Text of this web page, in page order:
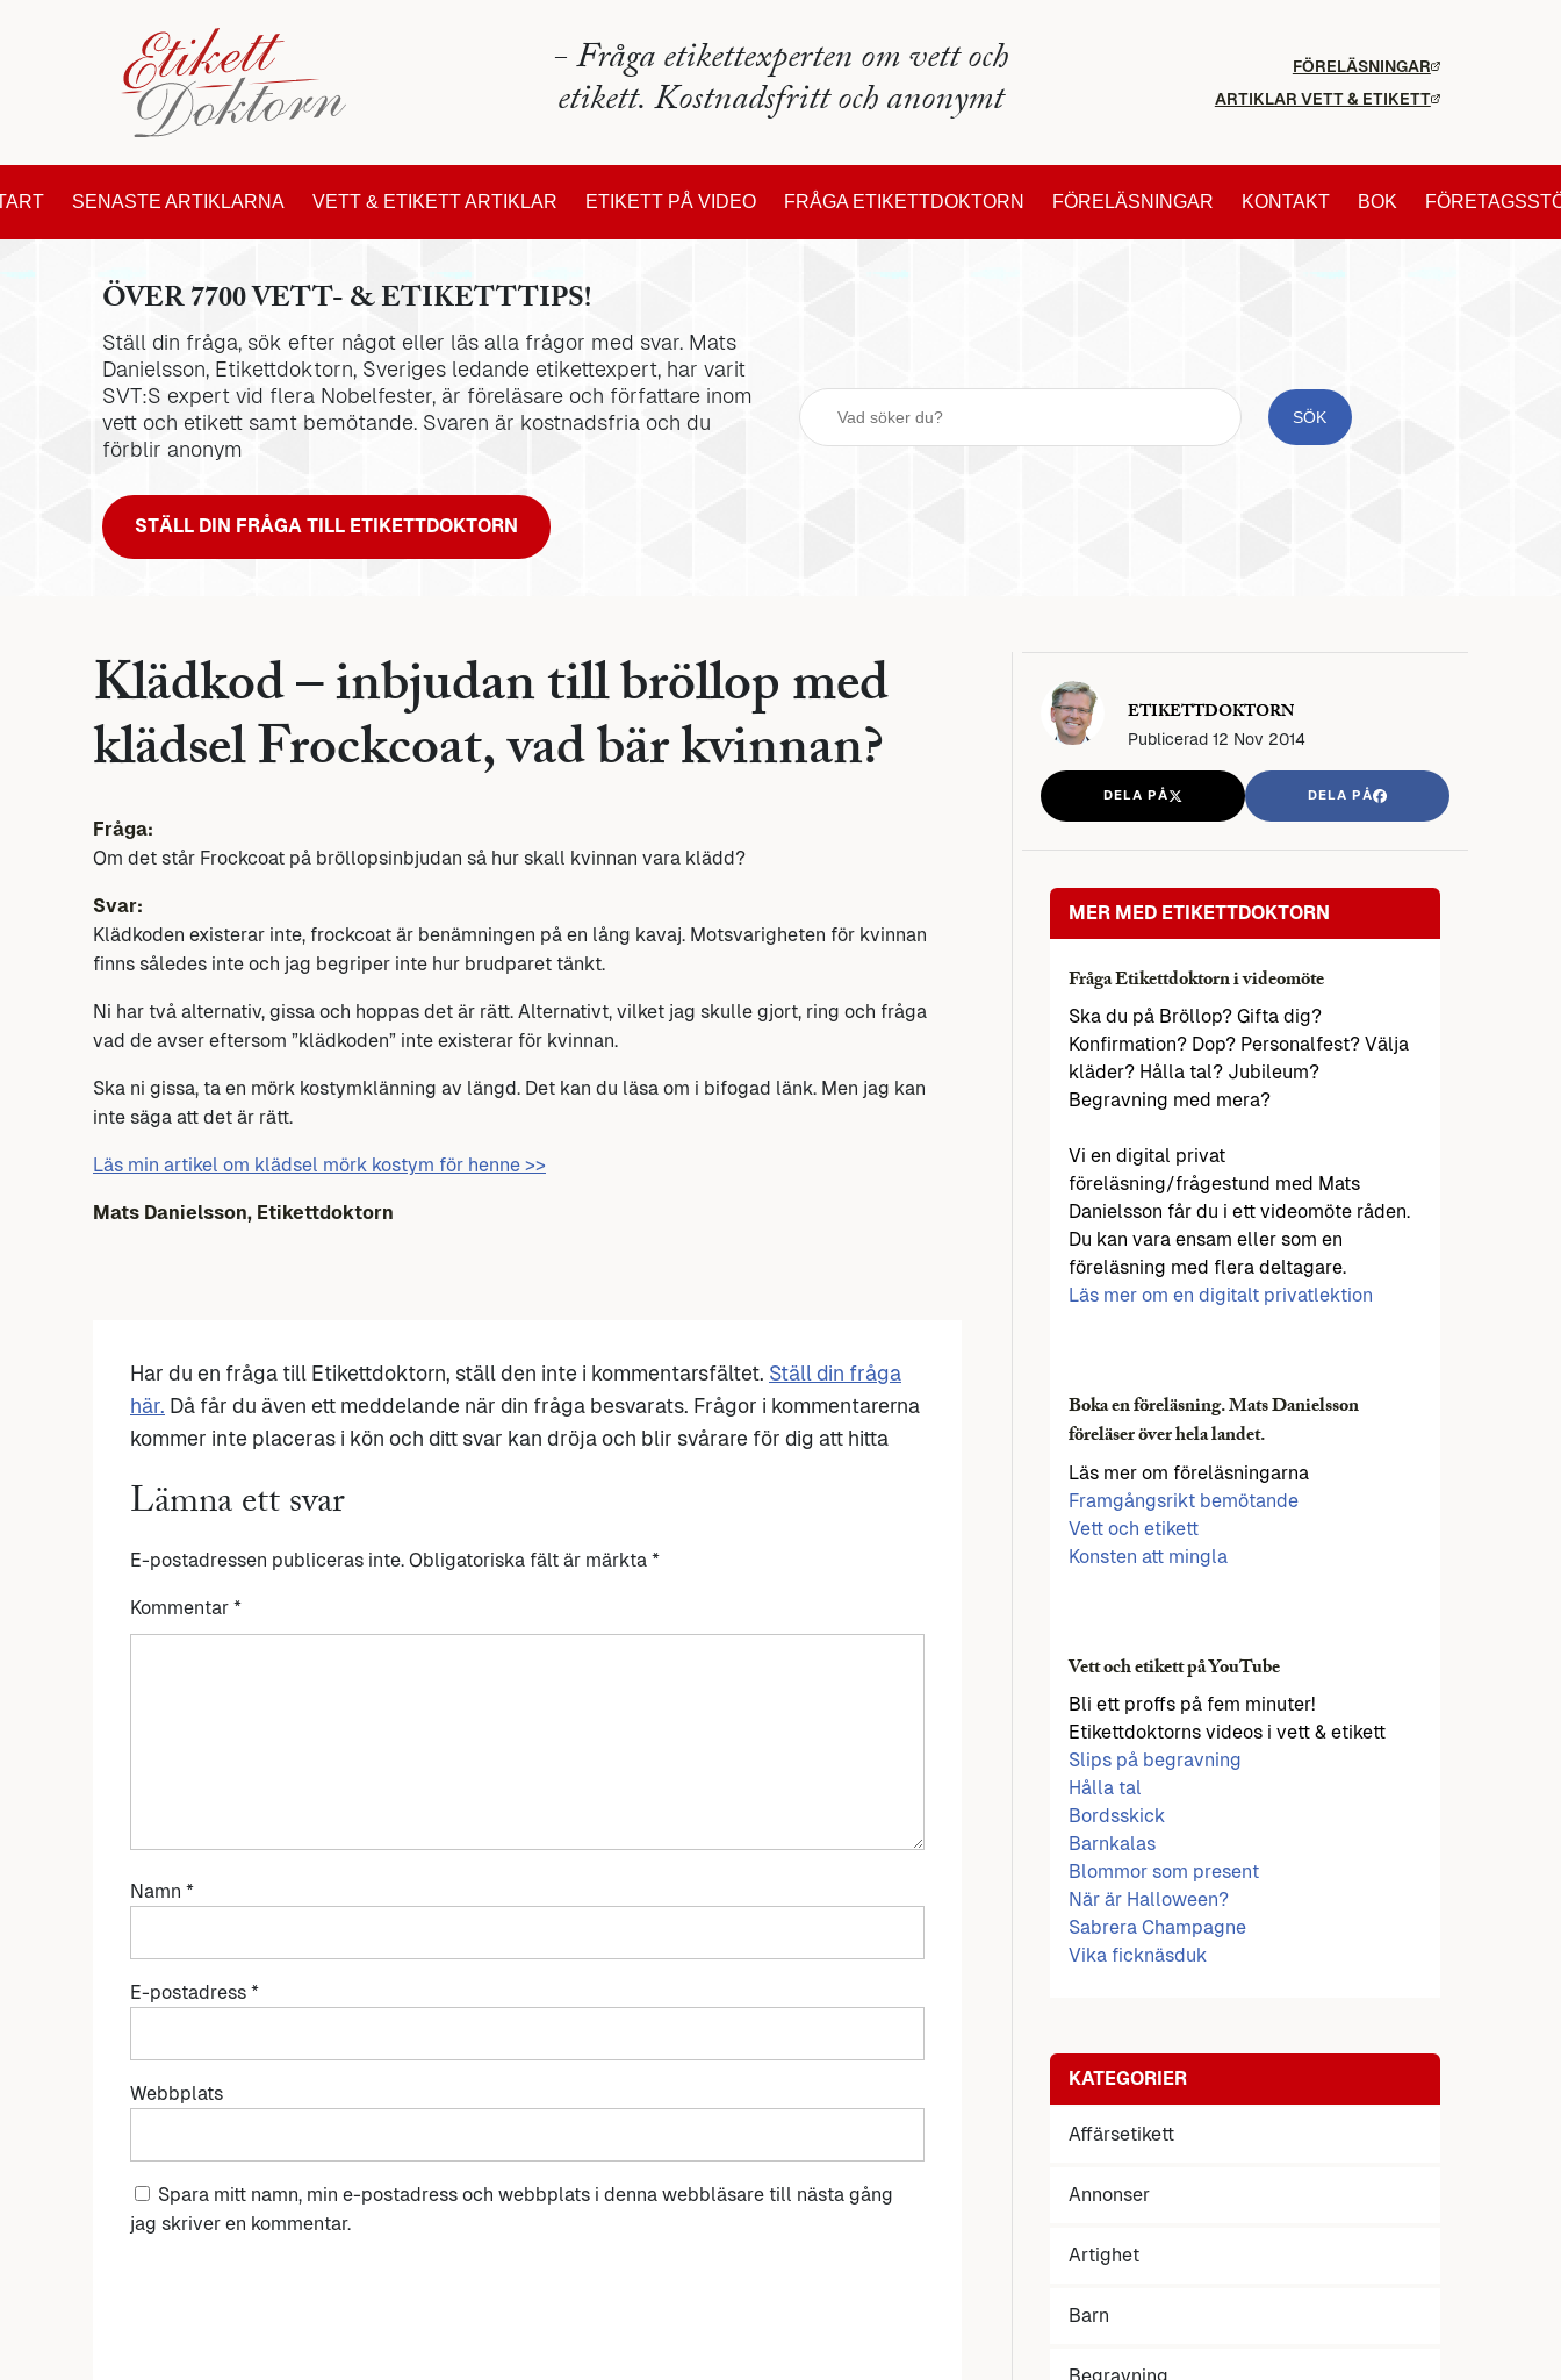
- Fråga etikettexperten om vett och
etikett. Kostnadsfritt och anonymt
FÖRELÄSNINGAR
ARTIKLAR VETT & ETIKETT
SENASTE ARTIKLARNA VETT & ETIKETT ARTIKLAR ETIKETT PÅ VIDEO FRÅGA ETIKETTDOKTORN FÖRELÄSNINGAR KONTAKT BOK
ÖVER 7700 VETT- & ETIKETTTIPS!
Ställ din fråga, sök efter något eller läs alla frågor med svar. Mats
Danielsson, Etikettdoktorn, Sveriges ledande etikettexpert, har varit
SVT:S expert vid flera Nobelfester, är föreläsare och författare inom
vett och etikett samt bemötande. Svaren är kostnadsfria och du
förblir anonym
STÄLL DIN FRÅGA TILL ETIKETTDOKTORN
Klädkod – inbjudan till bröllop med
klädsel Frockcoat, vad bär kvinnan?
Fråga:
Om det står Frockcoat på bröllopsinbjudan så hur skall kvinnan vara klädd?
Svar:
Klädkoden existerar inte, frockcoat är benämningen på en lång kavaj. Motsvarigheten för kvinnan
finns således inte och jag begriper inte hur brudparet tänkt.
Ni har två alternativ, gissa och hoppas det är rätt. Alternativt, vilket jag skulle gjort, ring och fråga
vad de avser eftersom ”klädkoden” inte existerar för kvinnan.
Ska ni gissa, ta en mörk kostymklänning av längd. Det kan du läsa om i bifogad länk. Men jag kan
inte säga att det är rätt.
Läs min artikel om klädsel mörk kostym för henne >>
Mats Danielsson, Etikettdoktorn
Har du en fråga till Etikettdoktorn, ställ den inte i kommentarsfältet. Ställ din fråga
här. Då får du även ett meddelande när din fråga besvarats. Frågor i kommentarerna
kommer inte placeras i kön och ditt svar kan dröja och blir svårare för dig att hitta
Lämna ett svar
E-postadressen publiceras inte. Obligatoriska fält är märkta *
Kommentar *
Namn *
E-postadress *
Webbplats
Spara mitt namn, min e-postadress och webbplats i denna webbläsare till nästa gång
jag skriver en kommentar.
ETIKETTDOKTORN
Publicerad 12 Nov 2014
DELA PÅ DELA PÅ
MER MED ETIKETTDOKTORN
Fråga Etikettdoktorn i videomöte
Ska du på Bröllop? Gifta dig?
Konfirmation? Dop? Personalfest? Välja
kläder? Hålla tal? Jubileum?
Begravning med mera?
Vi en digital privat
föreläsning/frågestund med Mats
Danielsson får du i ett videomöte råden.
Du kan vara ensam eller som en
föreläsning med flera deltagare.
Läs mer om en digitalt privatlektion
Boka en föreläsning. Mats Danielsson
föreläser över hela landet.
Läs mer om föreläsningarna
Framgångsrikt bemötande
Vett och etikett
Konsten att mingla
Vett och etikett på YouTube
Bli ett proffs på fem minuter!
Etikettdoktorns videos i vett & etikett
Slips på begravning
Hålla tal
Bordsskick
Barnkalas
Blommor som present
När är Halloween?
Sabrera Champagne
Vika ficknäsduk
KATEGORIER
Affärsetikett
Annonser
Artighet
Barn